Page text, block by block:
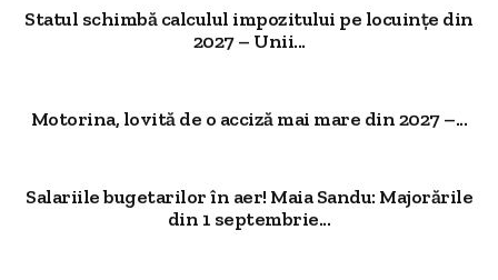
Statul schimbă calculul impozitului pe locuințe din
2027 – Unii...
Motorina, lovită de o acciză mai mare din 2027 –...
Salariile bugetarilor în aer! Maia Sandu: Majorările
din 1 septembrie...